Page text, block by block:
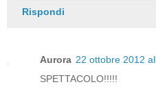
Rispondi
Aurora 22 ottobre 2012
SPETTACOLO!!!!!